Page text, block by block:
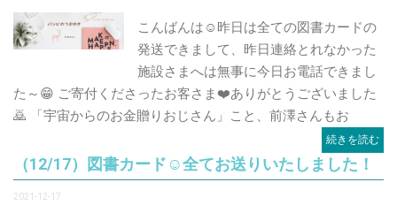
こんばんは☺️昨日は全ての図書カードの
発送できまして、昨日連絡とれなかった
施設さまへは無事に今日お電話できまし
た～😁 ご寄付くださったお客さま❤️ありがとうございました
🙇 「宇宙からのお金贈りおじさん」こと、前澤さんもお
続きを読む
（12/17）図書カード☺️全てお送りいたしました！
2021-12-17